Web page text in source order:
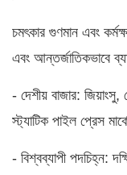
চমৎকার গুণমান এবং
এবং আন্তর্জাতিকভাবে
- দেশীয় বাজার: জিয়াংসু,
স্ট্যাটিক পাইল প্রেস
- বিশ্বব্যাপী পদচিহ্ন: